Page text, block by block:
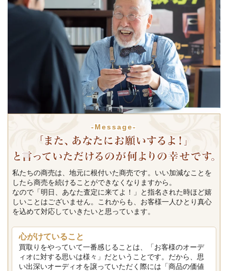
-Message-
私たちの商売は、地元に根付いた商売です。いい加減なことを
したら商売を続けることができなくなりますから。
なので「明日、あなた査定に来てよ！」と指名された時ほど嬉
しいことはございません。これからも、お客様一人ひとり真心
を込めて対応していきたいと思っています。
心がけていること
買取りをやっていて一番感じることは、「お客様のオーデ
ィオに対する思いは様々」だということです。だから、思
い出深いオーディオを譲っていただく際には「商品の価値